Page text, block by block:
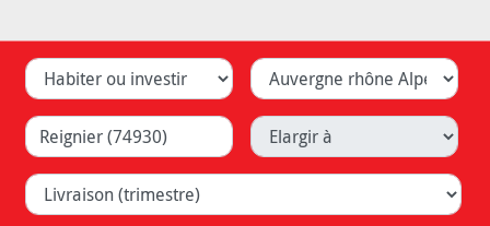
Habiter ou investir Département
Ville (Lyon, Caluire, ...) Elargir à
Livraison (trimestre)